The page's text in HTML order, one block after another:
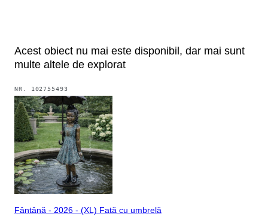
Acest obiect nu mai este disponibil, dar mai sunt
multe altele de explorat
NR. 102755493
Fântână - 2026 - (XL) Fată cu umbrelă